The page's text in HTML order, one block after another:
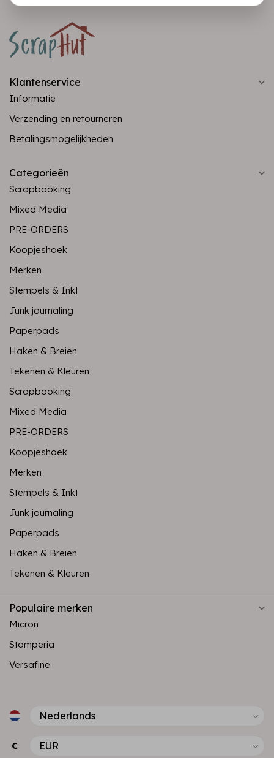
Klantenservice
Informatie
Verzending en retourneren
Betalingsmogelijkheden
Categorieën
Scrapbooking
Mixed Media
PRE-ORDERS
Koopjeshoek
Merken
Stempels & Inkt
Junk journaling
Paperpads
Haken & Breien
Tekenen & Kleuren
Scrapbooking
Mixed Media
PRE-ORDERS
Koopjeshoek
Merken
Stempels & Inkt
Junk journaling
Paperpads
Haken & Breien
Tekenen & Kleuren
Populaire merken
Micron
Stamperia
Versafine
€